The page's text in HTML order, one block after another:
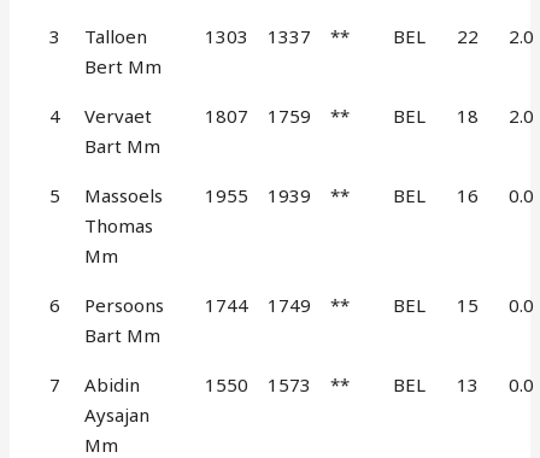
3
Talloen
Bert Mm
1303 1337 ** BEL 22 2.0
4
Vervaet
Bart Mm
1807 1759 ** BEL 18 2.0
5
Massoels
Thomas
Mm
1955 1939 ** BEL 16 0.0
6
Persoons
Bart Mm
1744 1749 ** BEL 15 0.0
7
Abidin
Aysajan
Mm
1550 1573 ** BEL 13 0.0